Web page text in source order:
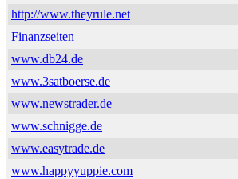
http://www.theyrule.net
Finanzseiten
www.db24.de
www.3satboerse.de
www.newstrader.de
www.schnigge.de
www.easytrade.de
www.happyyuppie.com